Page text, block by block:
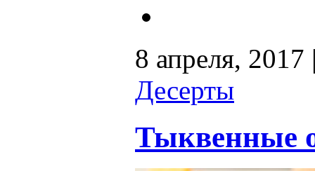
8 апреля,
Десерты
Тыквенные